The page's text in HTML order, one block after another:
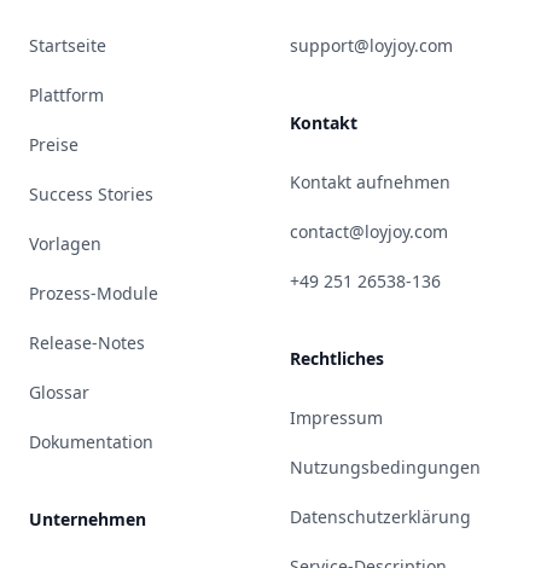
Startseite
Plattform
Preise
Success Stories
Vorlagen
Prozess-Module
Release-Notes
Glossar
Dokumentation
Unternehmen
support@loyjoy.com
Kontakt
Kontakt aufnehmen
contact@loyjoy.com
+49 251 26538-136
Rechtliches
Impressum
Nutzungsbedingungen
Datenschutzerklärung